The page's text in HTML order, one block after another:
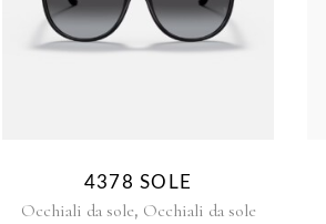
4378 SOLE
Occhiali da sole, Occhiali da sole